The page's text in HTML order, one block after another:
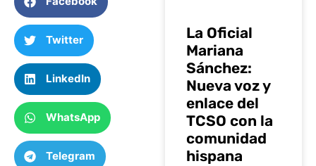
Twitter
LinkedIn
WhatsApp
Telegram
La Oficial
Mariana
Sánchez:
Nueva voz y
enlace del
TCSO con la
comunidad
hispana